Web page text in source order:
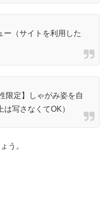
ー（サイトを利用した
限定】しゃがみ姿を自
写さなくてOK）
う。